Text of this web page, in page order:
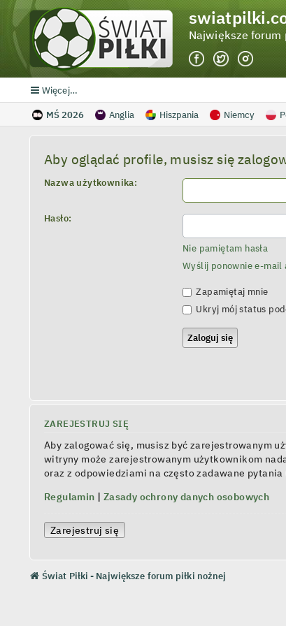
Największe forum
Więcej…
MŚ 2026 Anglia Hiszpania Niemcy
Aby oglądać profile, musisz się
Nazwa użytkownika:
Hasło:
Nie pamiętam hasła
Wyślij ponownie e-
Zapamiętaj mnie
Ukryj mój status
ZAREJESTRUJ SIĘ
Aby zalogować się, musisz być zarejestrowanym
witryny może zarejestrowanym użytkownikom
oraz z odpowiedziami na często zadawane
Regulamin | Zasady ochrony danych osobowych
Zarejestruj się
Świat Piłki - Największe forum piłki nożnej